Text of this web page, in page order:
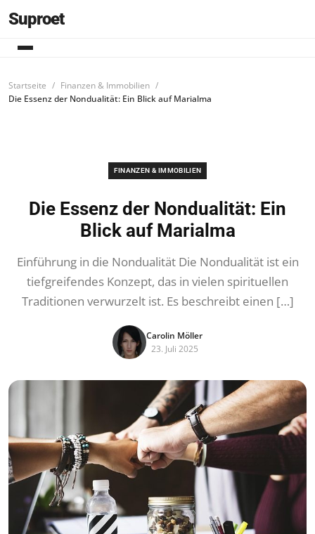
Suproet
Startseite
Finanzen & Immobilien
Die Essenz der Nondualität: Ein Blick auf Marialma
FINANZEN & IMMOBILIEN
Die Essenz der Nondualität: Ein
Blick auf Marialma
Einführung in die Nondualität Die Nondualität ist ein
tiefgreifendes Konzept, das in vielen spirituellen
Traditionen verwurzelt ist. Es beschreibt einen […]
Carolin Möller
23. Juli 2025